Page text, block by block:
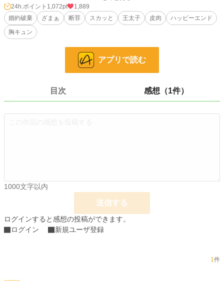
※ご都合です、小説家になろう様でも投稿しています。
小説
680 位 / 66,362 件
更新日時 2026.03.21 23:04
月間ポイント 53,444 pt (812 位)
259,719 pt (2,350 位)
累計ポイント 264,196 pt (16,632 位)
24h.ポイント 1,072pt
1,889
婚約破棄
ざまぁ 断罪 スカッと 王太子 皮肉
ハッピーエンド
胸キュン
アプリで読む
目次 感想（1件）
1000文字以内
送信する
ログインすると感想の投稿ができます。
ログイン
新規ユーザ登録
1件